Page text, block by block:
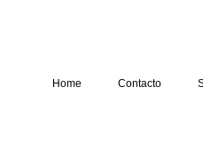
Home Contacto